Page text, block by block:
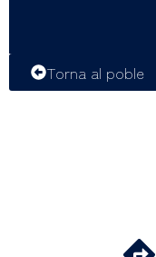
Torna al poble